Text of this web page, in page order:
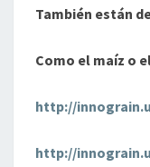
También están
Como el maíz o
http://
http://